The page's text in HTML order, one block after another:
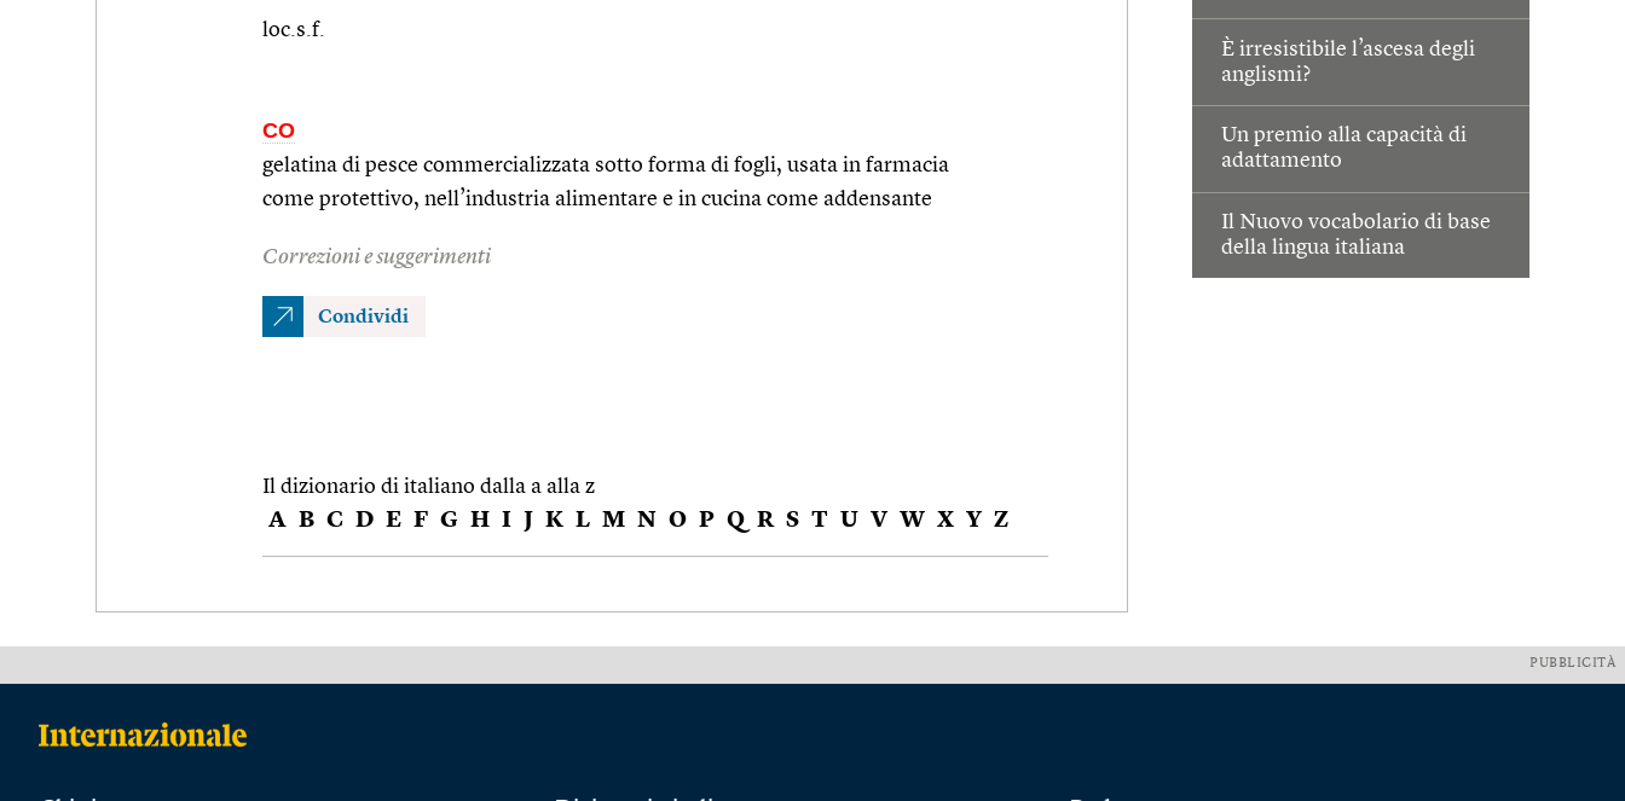
È irresistibile l’ascesa degli
anglismi?
Un premio alla capacità di
adattamento
Il Nuovo vocabolario di base
della lingua italiana
loc.s.f.
CO
gelatina di pesce commercializzata sotto forma di fogli, usata in farmacia
come protettivo, nell’industria alimentare e in cucina come addensante
Correzioni e suggerimenti
Condividi
Il dizionario di italiano dalla a alla z
A B C D E F G H I J K L M N O P Q R S T U V W X Y Z
PUBBLICITÀ